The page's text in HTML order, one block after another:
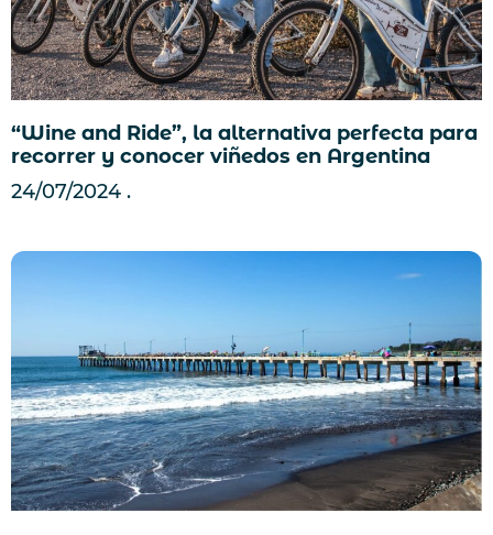
“Wine and Ride”, la alternativa perfecta para
recorrer y conocer viñedos en Argentina
24/07/2024